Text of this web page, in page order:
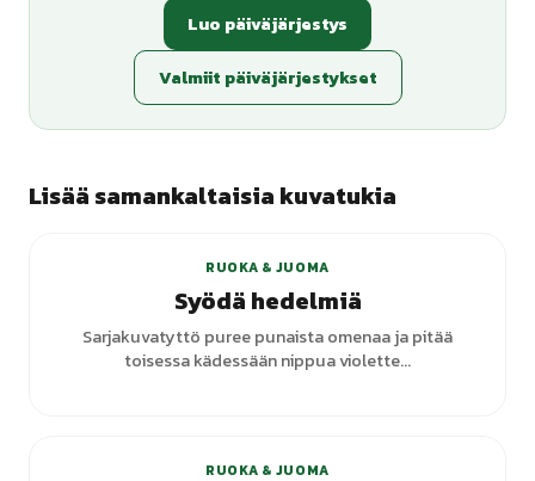
Luo päiväjärjestys
Valmiit päiväjärjestykset
Lisää samankaltaisia kuvatukia
RUOKA & JUOMA
Syödä hedelmiä
Sarjakuvatyttö puree punaista omenaa ja pitää
toisessa kädessään nippua violette...
RUOKA & JUOMA